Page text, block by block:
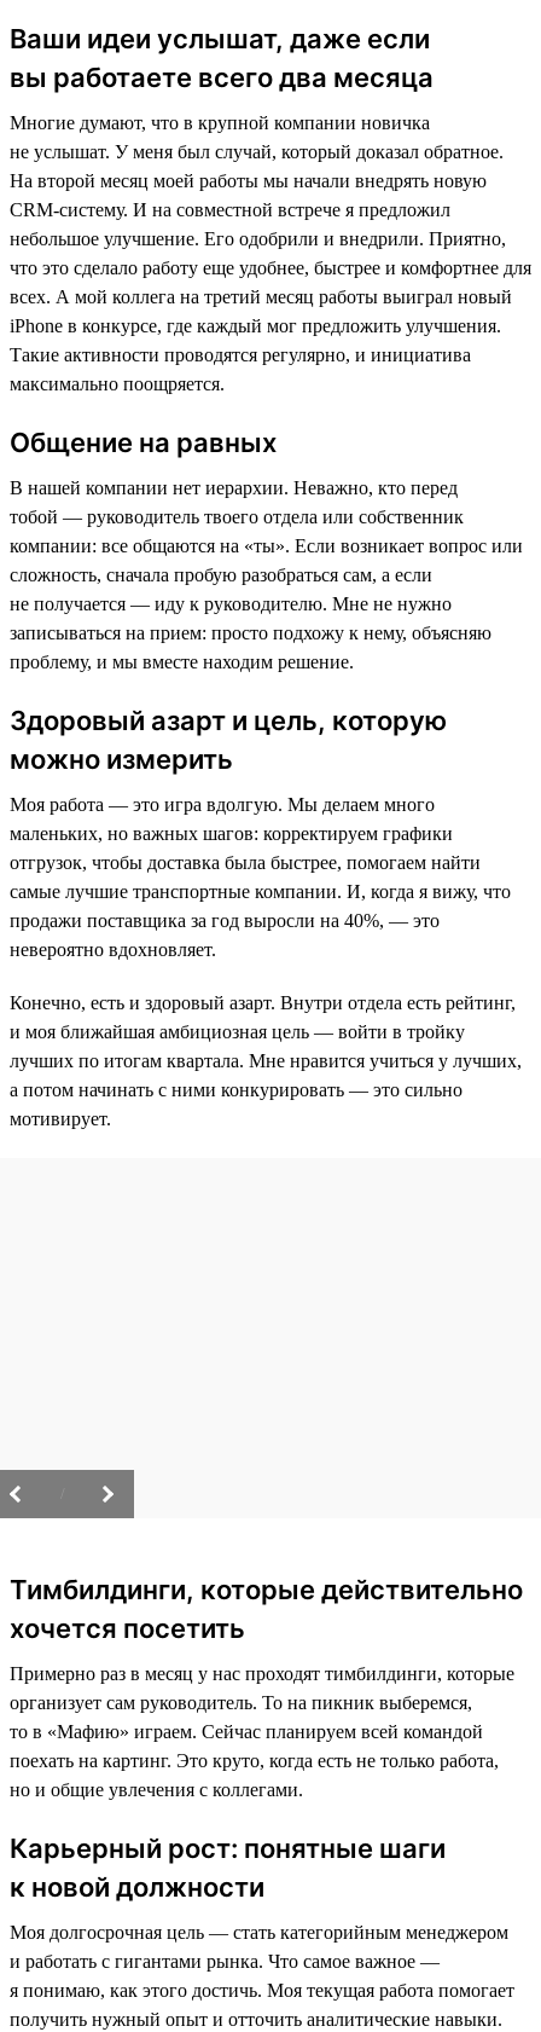
Ваши идеи услышат, даже если
вы работаете всего два месяца
Многие думают, что в крупной компании новичка
не услышат. У меня был случай, который доказал обратное.
На второй месяц моей работы мы начали внедрять новую
CRM-систему. И на совместной встрече я предложил
небольшое улучшение. Его одобрили и внедрили. Приятно,
что это сделало работу еще удобнее, быстрее и комфортнее для
всех. А мой коллега на третий месяц работы выиграл новый
iPhone в конкурсе, где каждый мог предложить улучшения.
Такие активности проводятся регулярно, и инициатива
максимально поощряется.
Общение на равных
В нашей компании нет иерархии. Неважно, кто перед
тобой — руководитель твоего отдела или собственник
компании: все общаются на «ты». Если возникает вопрос или
сложность, сначала пробую разобраться сам, а если
не получается — иду к руководителю. Мне не нужно
записываться на прием: просто подхожу к нему, объясняю
проблему, и мы вместе находим решение.
Здоровый азарт и цель, которую
можно измерить
Моя работа — это игра вдолгую. Мы делаем много
маленьких, но важных шагов: корректируем графики
отгрузок, чтобы доставка была быстрее, помогаем найти
самые лучшие транспортные компании. И, когда я вижу, что
продажи поставщика за год выросли на 40%, — это
невероятно вдохновляет.
Конечно, есть и здоровый азарт. Внутри отдела есть рейтинг,
и моя ближайшая амбициозная цель — войти в тройку
лучших по итогам квартала. Мне нравится учиться у лучших,
а потом начинать с ними конкурировать — это сильно
мотивирует.
Тимбилдинги, которые действительно
хочется посетить
Примерно раз в месяц у нас проходят тимбилдинги, которые
организует сам руководитель. То на пикник выберемся,
то в «Мафию» играем. Сейчас планируем всей командой
поехать на картинг. Это круто, когда есть не только работа,
но и общие увлечения с коллегами.
Карьерный рост: понятные шаги
к новой должности
Моя долгосрочная цель — стать категорийным менеджером
и работать с гигантами рынка. Что самое важное —
я понимаю, как этого достичь. Моя текущая работа помогает
получить нужный опыт и отточить аналитические навыки.